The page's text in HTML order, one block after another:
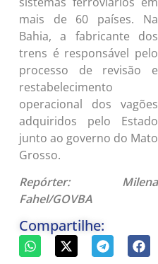
a manutenção de
sistemas ferroviários em
mais de 60 países. Na
Bahia, a fabricante dos
trens é responsável pelo
processo de revisão e
restabelecimento
operacional dos vagões
adquiridos pelo Estado
junto ao governo do Mato
Grosso.
Repórter: Milena
Fahel/GOVBA
Compartilhe: